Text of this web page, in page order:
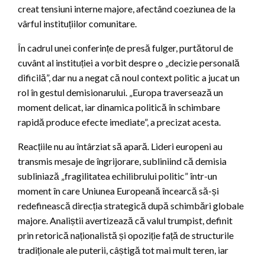
creat tensiuni interne majore, afectând coeziunea de la
vârful instituțiilor comunitare.
În cadrul unei conferințe de presă fulger, purtătorul de
cuvânt al instituției a vorbit despre o „decizie personală
dificilă”, dar nu a negat că noul context politic a jucat un
rol în gestul demisionarului. „Europa traversează un
moment delicat, iar dinamica politică în schimbare
rapidă produce efecte imediate”, a precizat acesta.
Reacțiile nu au întârziat să apară. Lideri europeni au
transmis mesaje de îngrijorare, subliniind că demisia
subliniază „fragilitatea echilibrului politic” într-un
moment în care Uniunea Europeană încearcă să-și
redefinească direcția strategică după schimbări globale
majore. Analiștii avertizează că valul trumpist, definit
prin retorică naționalistă și opoziție față de structurile
tradiționale ale puterii, câștigă tot mai mult teren, iar